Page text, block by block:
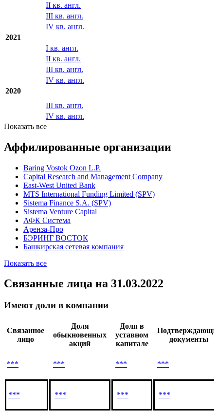
II кв. англ.
III кв. англ.
IV кв. англ.
2021
I кв. англ.
II кв. англ.
III кв. англ.
IV кв. англ.
2020
III кв. англ.
IV кв. англ.
Показать все
Аффилированные организации
Baring Vostok Ozon L.P.
Capital Research and Management Company
East-West United Bank
MTS International Funding Limited (SPV)
Sistema Finance S.A. (SPV)
Sistema Venture Capital
АФК Система
Аренза-Про
БЭРИНГ ВОСТОК
Башкирская сетевая компания
Показать все
Связанные лица на 31.03.2022
Имеют доли в компании
Связанное
лицо
Доля
обыкновенных
акций
Доля в
уставном
капитале
документы
*** *** *** ***
*** *** *** ***